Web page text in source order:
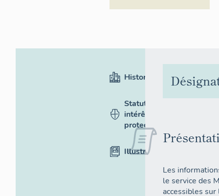
Historique
Statut,
intérêt et
protection
Illustrations
Les
le service des
accessibles